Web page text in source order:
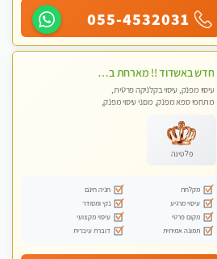
055-4532031
חדש באשדוד !! מארחת בדירתי באופן פרטי ודיסקרטי מקום יפה מסודר נקי ואווירה נעימה יחס טוב בבית חםללא מין !!
עיסוי מפנק, עיסוי בקלניקה פרטית,
מתחמי ספא מפנק, מכוני עיסוי מפנק,
פלטינה
מקלחת
חניה חינם
עיסוי מרגיע
נקי ומסודר
מקום פרטי
עיסוי מקצועי
תמונה אמיתית
דוברת עיברית